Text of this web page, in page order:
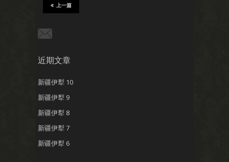
上一篇
近期文章
新疆伊犁 10
新疆伊犁 9
新疆伊犁 8
新疆伊犁 7
新疆伊犁 6